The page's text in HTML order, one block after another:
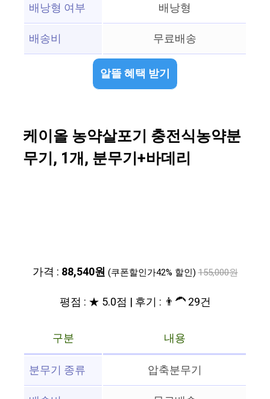
배낭형 여부
배낭형
배송비
무료배송
알뜰 혜택 받기
케이올 농약살포기 충전식농약분
무기, 1개, 분무기+바데리
가격 : 88,540원 (쿠폰할인가42% 할인) 155,000원
평점 : ★ 5.0점 | 후기 : 👨‍🦱 29건
구분
내용
분무기 종류
압축분무기